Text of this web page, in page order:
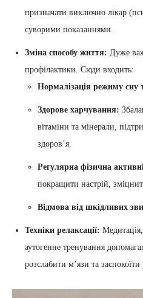
призначати виключно лікар
суворими показаннями.
Зміна способу життя: Дуже
профілактики. Сюди входить:
Нормалізація режиму сну
Здорове харчування:
вітаміни та мінерали,
здоров’я.
Регулярна фізична
покращити настрій,
Відмова від шкідливих
Техніки релаксації:
аутогенне тренування
розслабити м’язи та